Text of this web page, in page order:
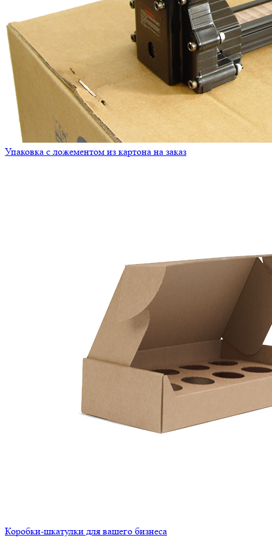
Упаковка с ложементом из картона на заказ
Коробки-шкатулки для вашего бизнеса